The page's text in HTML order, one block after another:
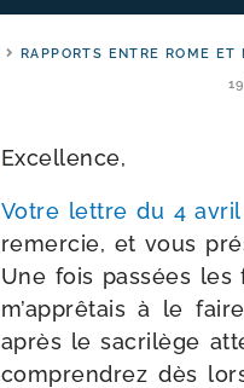
RAPPORTS ENTRE ROME ET
Excellence,
Votre lettre du 4
remer­cie, et vous
Une fois pas­sées
m’apprêtais à le
après le sacri­lège
com­pren­drez dès